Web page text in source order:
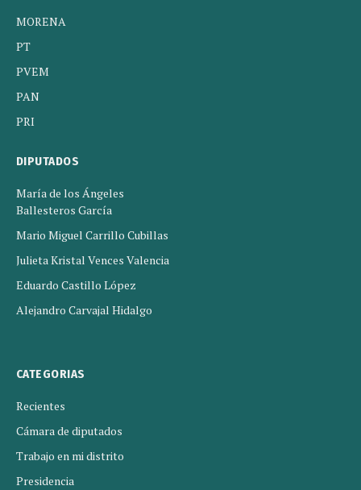
MORENA
PT
PVEM
PAN
PRI
DIPUTADOS
María de los Ángeles
Ballesteros García
Mario Miguel Carrillo Cubillas
Julieta Kristal Vences Valencia
Eduardo Castillo López
Alejandro Carvajal Hidalgo
CATEGORIAS
Recientes
Cámara de diputados
Trabajo en mi distrito
Presidencia